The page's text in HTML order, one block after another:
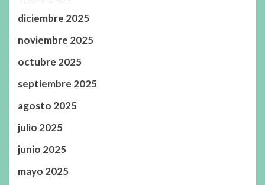
diciembre 2025
noviembre 2025
octubre 2025
septiembre 2025
agosto 2025
julio 2025
junio 2025
mayo 2025